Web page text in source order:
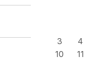
3
4
10
11